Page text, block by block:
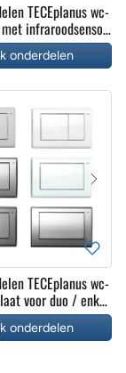
TECEplanus wc-
infraroodsensor
V-adapter
onderdelen
TECEplanus wc-
voor duo / enkel
onderdelen